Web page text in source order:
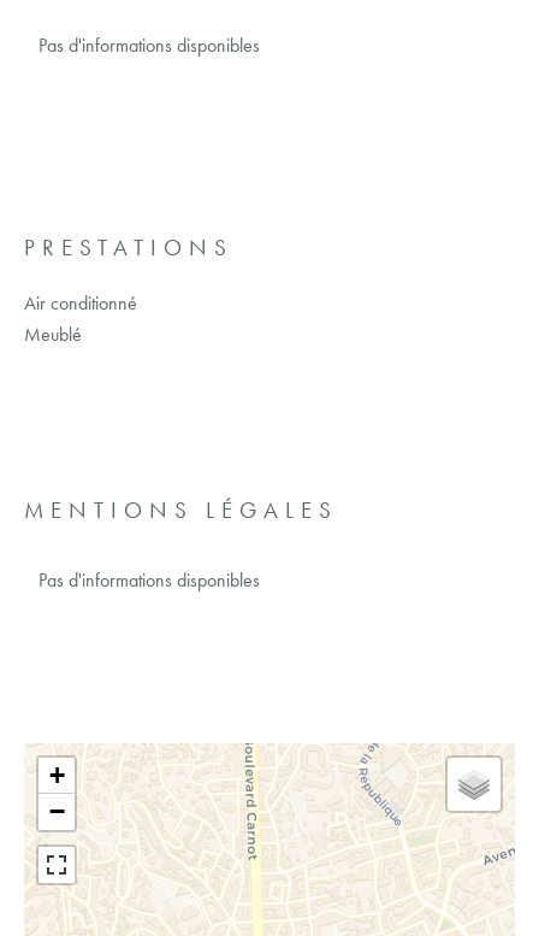
Pas d'informations disponibles
PRESTATIONS
Air conditionné
Meublé
MENTIONS LÉGALES
Pas d'informations disponibles
+
−